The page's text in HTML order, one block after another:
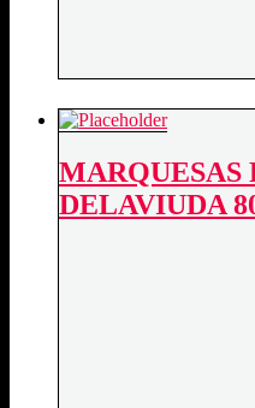
MARQUESAS
DELAVIUDA